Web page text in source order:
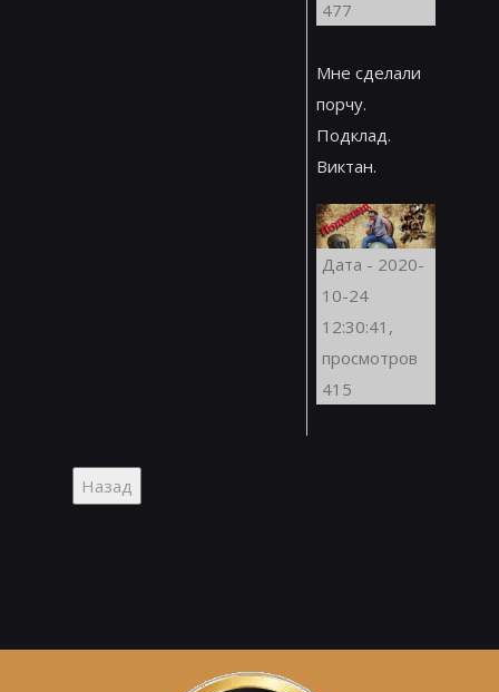
477
Мне сделали
порчу.
Подклад.
Виктан.
Дата - 2020-
10-24
12:30:41,
просмотров
415